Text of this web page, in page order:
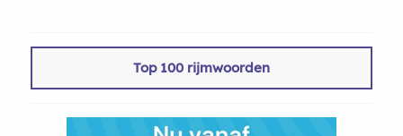
Top 100 rijmwoorden